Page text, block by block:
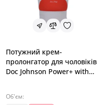
Потужний крем-
пролонгатор для чоловіків
Doc Johnson Power+ with
Об'єм: